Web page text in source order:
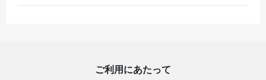
ご利用にあたって